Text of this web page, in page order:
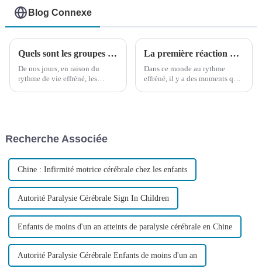
Blog Connexe
Quels sont les groupes à haut risque d’hémorragie cérébrale ?
De nos jours, en raison du
rythme de vie effréné, les
l'hémorragie cérébrale, une...
La première réaction d'un garçon après une chute lors d'une course suscite des éloges sur Internet !
Dans ce monde au rythme
effréné, il y a des moments qui
Recherche Associée
Chine : Infirmité motrice cérébrale chez les enfants
Autorité Paralysie Cérébrale Sign In Children
Enfants de moins d'un an atteints de paralysie cérébrale en Chine
Autorité Paralysie Cérébrale Enfants de moins d'un an